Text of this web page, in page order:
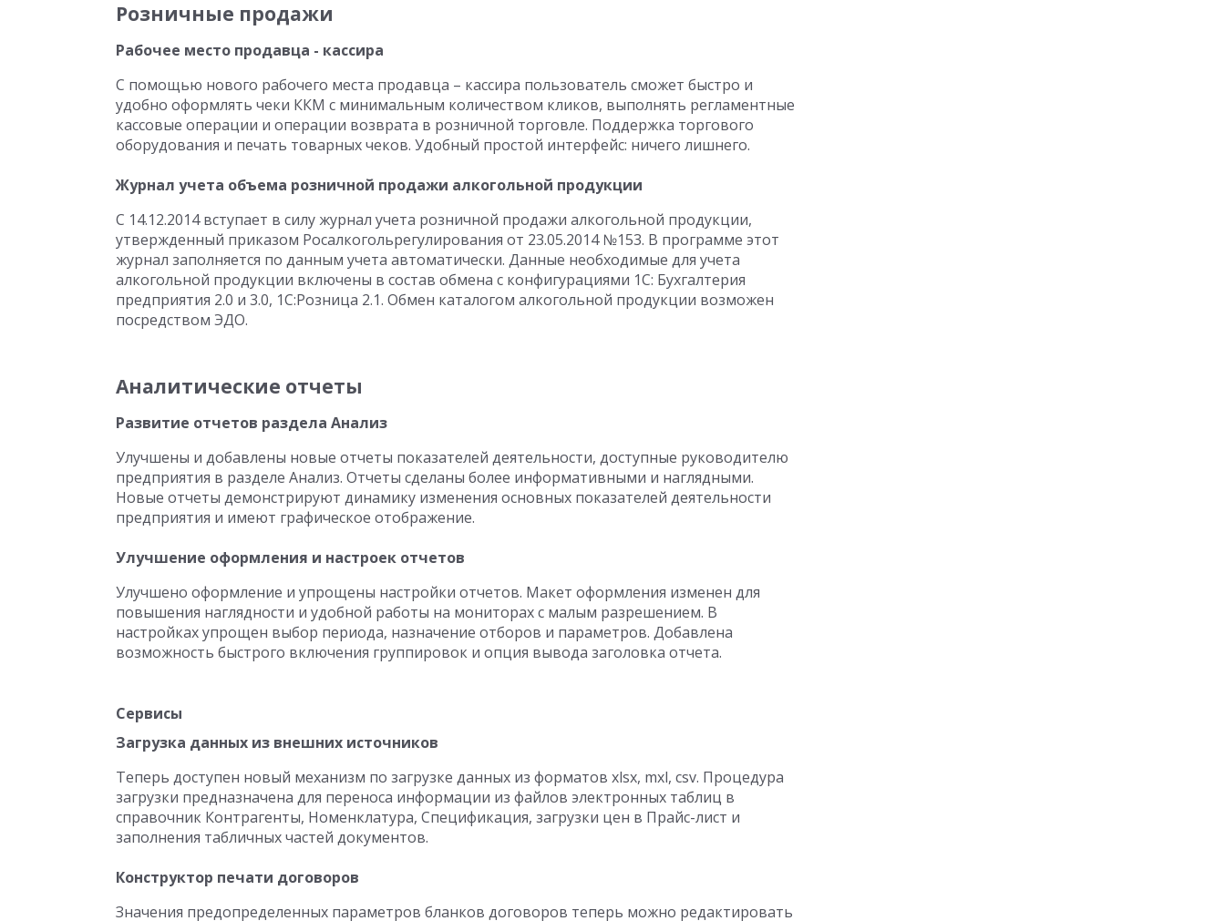
Розничные продажи
Рабочее место продавца - кассира
С помощью нового рабочего места продавца – кассира пользователь сможет быстро и
удобно оформлять чеки ККМ с минимальным количеством кликов, выполнять регламентные
кассовые операции и операции возврата в розничной торговле. Поддержка торгового
оборудования и печать товарных чеков. Удобный простой интерфейс: ничего лишнего.
Журнал учета объема розничной продажи алкогольной продукции
С 14.12.2014 вступает в силу журнал учета розничной продажи алкогольной продукции,
утвержденный приказом Росалкогольрегулирования от 23.05.2014 №153. В программе этот
журнал заполняется по данным учета автоматически. Данные необходимые для учета
алкогольной продукции включены в состав обмена с конфигурациями 1С: Бухгалтерия
предприятия 2.0 и 3.0, 1С:Розница 2.1. Обмен каталогом алкогольной продукции возможен
посредством ЭДО.
Аналитические отчеты
Развитие отчетов раздела Анализ
Улучшены и добавлены новые отчеты показателей деятельности, доступные руководителю
предприятия в разделе Анализ. Отчеты сделаны более информативными и наглядными.
Новые отчеты демонстрируют динамику изменения основных показателей деятельности
предприятия и имеют графическое отображение.
Улучшение оформления и настроек отчетов
Улучшено оформление и упрощены настройки отчетов. Макет оформления изменен для
повышения наглядности и удобной работы на мониторах с малым разрешением. В
настройках упрощен выбор периода, назначение отборов и параметров. Добавлена
возможность быстрого включения группировок и опция вывода заголовка отчета.
Сервисы
Загрузка данных из внешних источников
Теперь доступен новый механизм по загрузке данных из форматов xlsx, mxl, csv. Процедура
загрузки предназначена для переноса информации из файлов электронных таблиц в
справочник Контрагенты, Номенклатура, Спецификация, загрузки цен в Прайс-лист и
заполнения табличных частей документов.
Конструктор печати договоров
Значения предопределенных параметров бланков договоров теперь можно редактировать